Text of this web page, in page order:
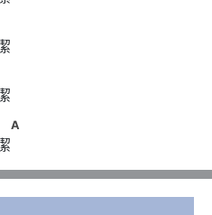
G　　      A
G　　      A
G　　      A
A